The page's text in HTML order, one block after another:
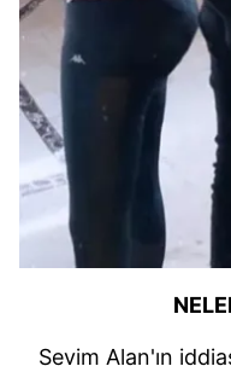
Sevim Alan'ın